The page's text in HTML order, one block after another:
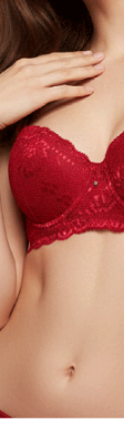
9.
mujer
10.